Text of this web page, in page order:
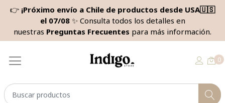
👉 ¡Próximo envío a Chile de productos desde USA🇺🇸
el 07/08✨ Consulta todos los detalles en
nuestras Preguntas Frecuentes para más información.
0